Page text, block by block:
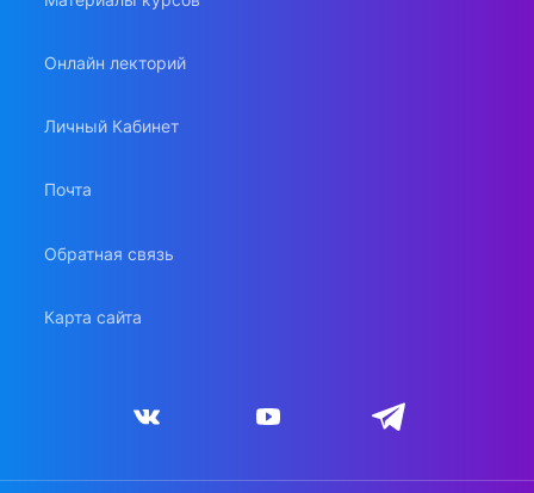
Онлайн лекторий
Личный Кабинет
Почта
Обратная связь
Карта сайта